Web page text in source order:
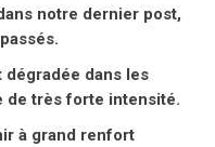
notre dernier post,
dans les
de très forte intensité.
à grand renfort